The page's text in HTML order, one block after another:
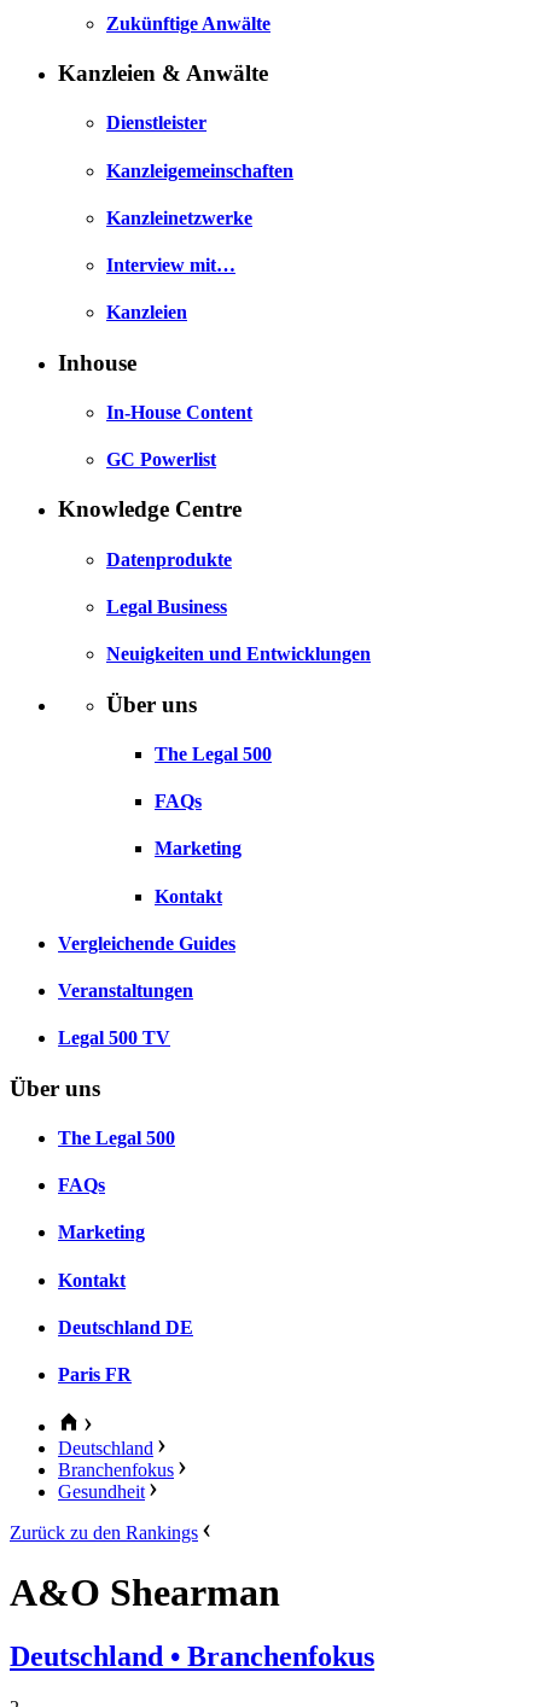
Zukünftige Anwälte
Kanzleien & Anwälte
Dienstleister
Kanzleigemeinschaften
Kanzleinetzwerke
Interview mit…
Kanzleien
Inhouse
In-House Content
GC Powerlist
Knowledge Centre
Datenprodukte
Legal Business
Neuigkeiten und Entwicklungen
Über uns
The Legal 500
FAQs
Marketing
Kontakt
Vergleichende Guides
Veranstaltungen
Legal 500 TV
Über uns
The Legal 500
FAQs
Marketing
Kontakt
Deutschland DE
Paris FR
Deutschland
Branchenfokus
Gesundheit
Zurück zu den Rankings
A&O Shearman
Deutschland • Branchenfokus